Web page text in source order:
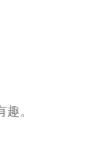
。